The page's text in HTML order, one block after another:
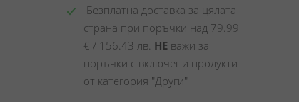
Безплатна доставка за цялата
страна при поръчки над 79.99
€ / 156.43 лв. НЕ важи за
поръчки с включени продукти
от категория "Други"